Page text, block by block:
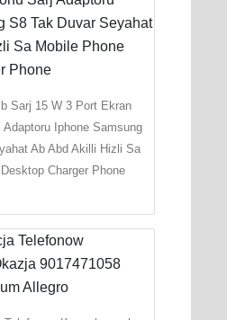
Sarj 15 W 3 Port Ekran
Adaptoru Iphone Samsung
Ab Abd Akilli Hizli Sa
Charger Phone